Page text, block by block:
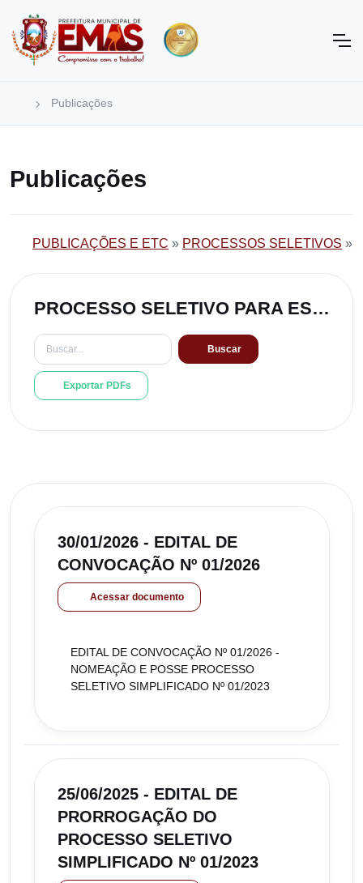
Publicações
Publicações
PUBLICAÇÕES E ETC » PROCESSOS SELETIVOS »
PROCESSO SELETIVO PARA ESCOLHA DE DIRETOR ESCOLAR 001/2023
Buscar
Exportar PDFs
30/01/2026 - EDITAL DE
CONVOCAÇÃO Nº 01/2026
Acessar documento
EDITAL DE CONVOCAÇÃO Nº 01/2026 -
NOMEAÇÃO E POSSE PROCESSO
SELETIVO SIMPLIFICADO Nº 01/2023
25/06/2025 - EDITAL DE
PRORROGAÇÃO DO
PROCESSO SELETIVO
SIMPLIFICADO Nº 01/2023